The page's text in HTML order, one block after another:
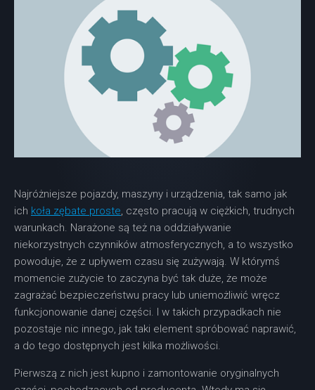
Najróżniejsze pojazdy, maszyny i urządzenia, tak samo jak
ich koła zębate proste, często pracują w ciężkich, trudnych
warunkach. Narażone są też na oddziaływanie
niekorzystnych czynników atmosferycznych, a to wszystko
powoduje, że z upływem czasu się zużywają. W którymś
momencie zużycie to zaczyna być tak duże, że może
zagrażać bezpieczeństwu pracy lub uniemożliwić wręcz
funkcjonowanie danej części. I w takich przypadkach nie
pozostaje nic innego, jak taki element spróbować naprawić,
a do tego dostępnych jest kilka możliwości.
Pierwszą z nich jest kupno i zamontowanie oryginalnych